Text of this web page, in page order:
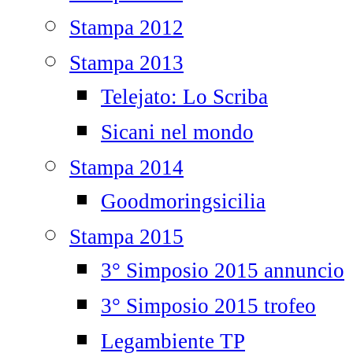
Stampa 2012
Stampa 2013
Telejato: Lo Scriba
Sicani nel mondo
Stampa 2014
Goodmoringsicilia
Stampa 2015
3° Simposio 2015 annuncio
3° Simposio 2015 trofeo
Legambiente TP